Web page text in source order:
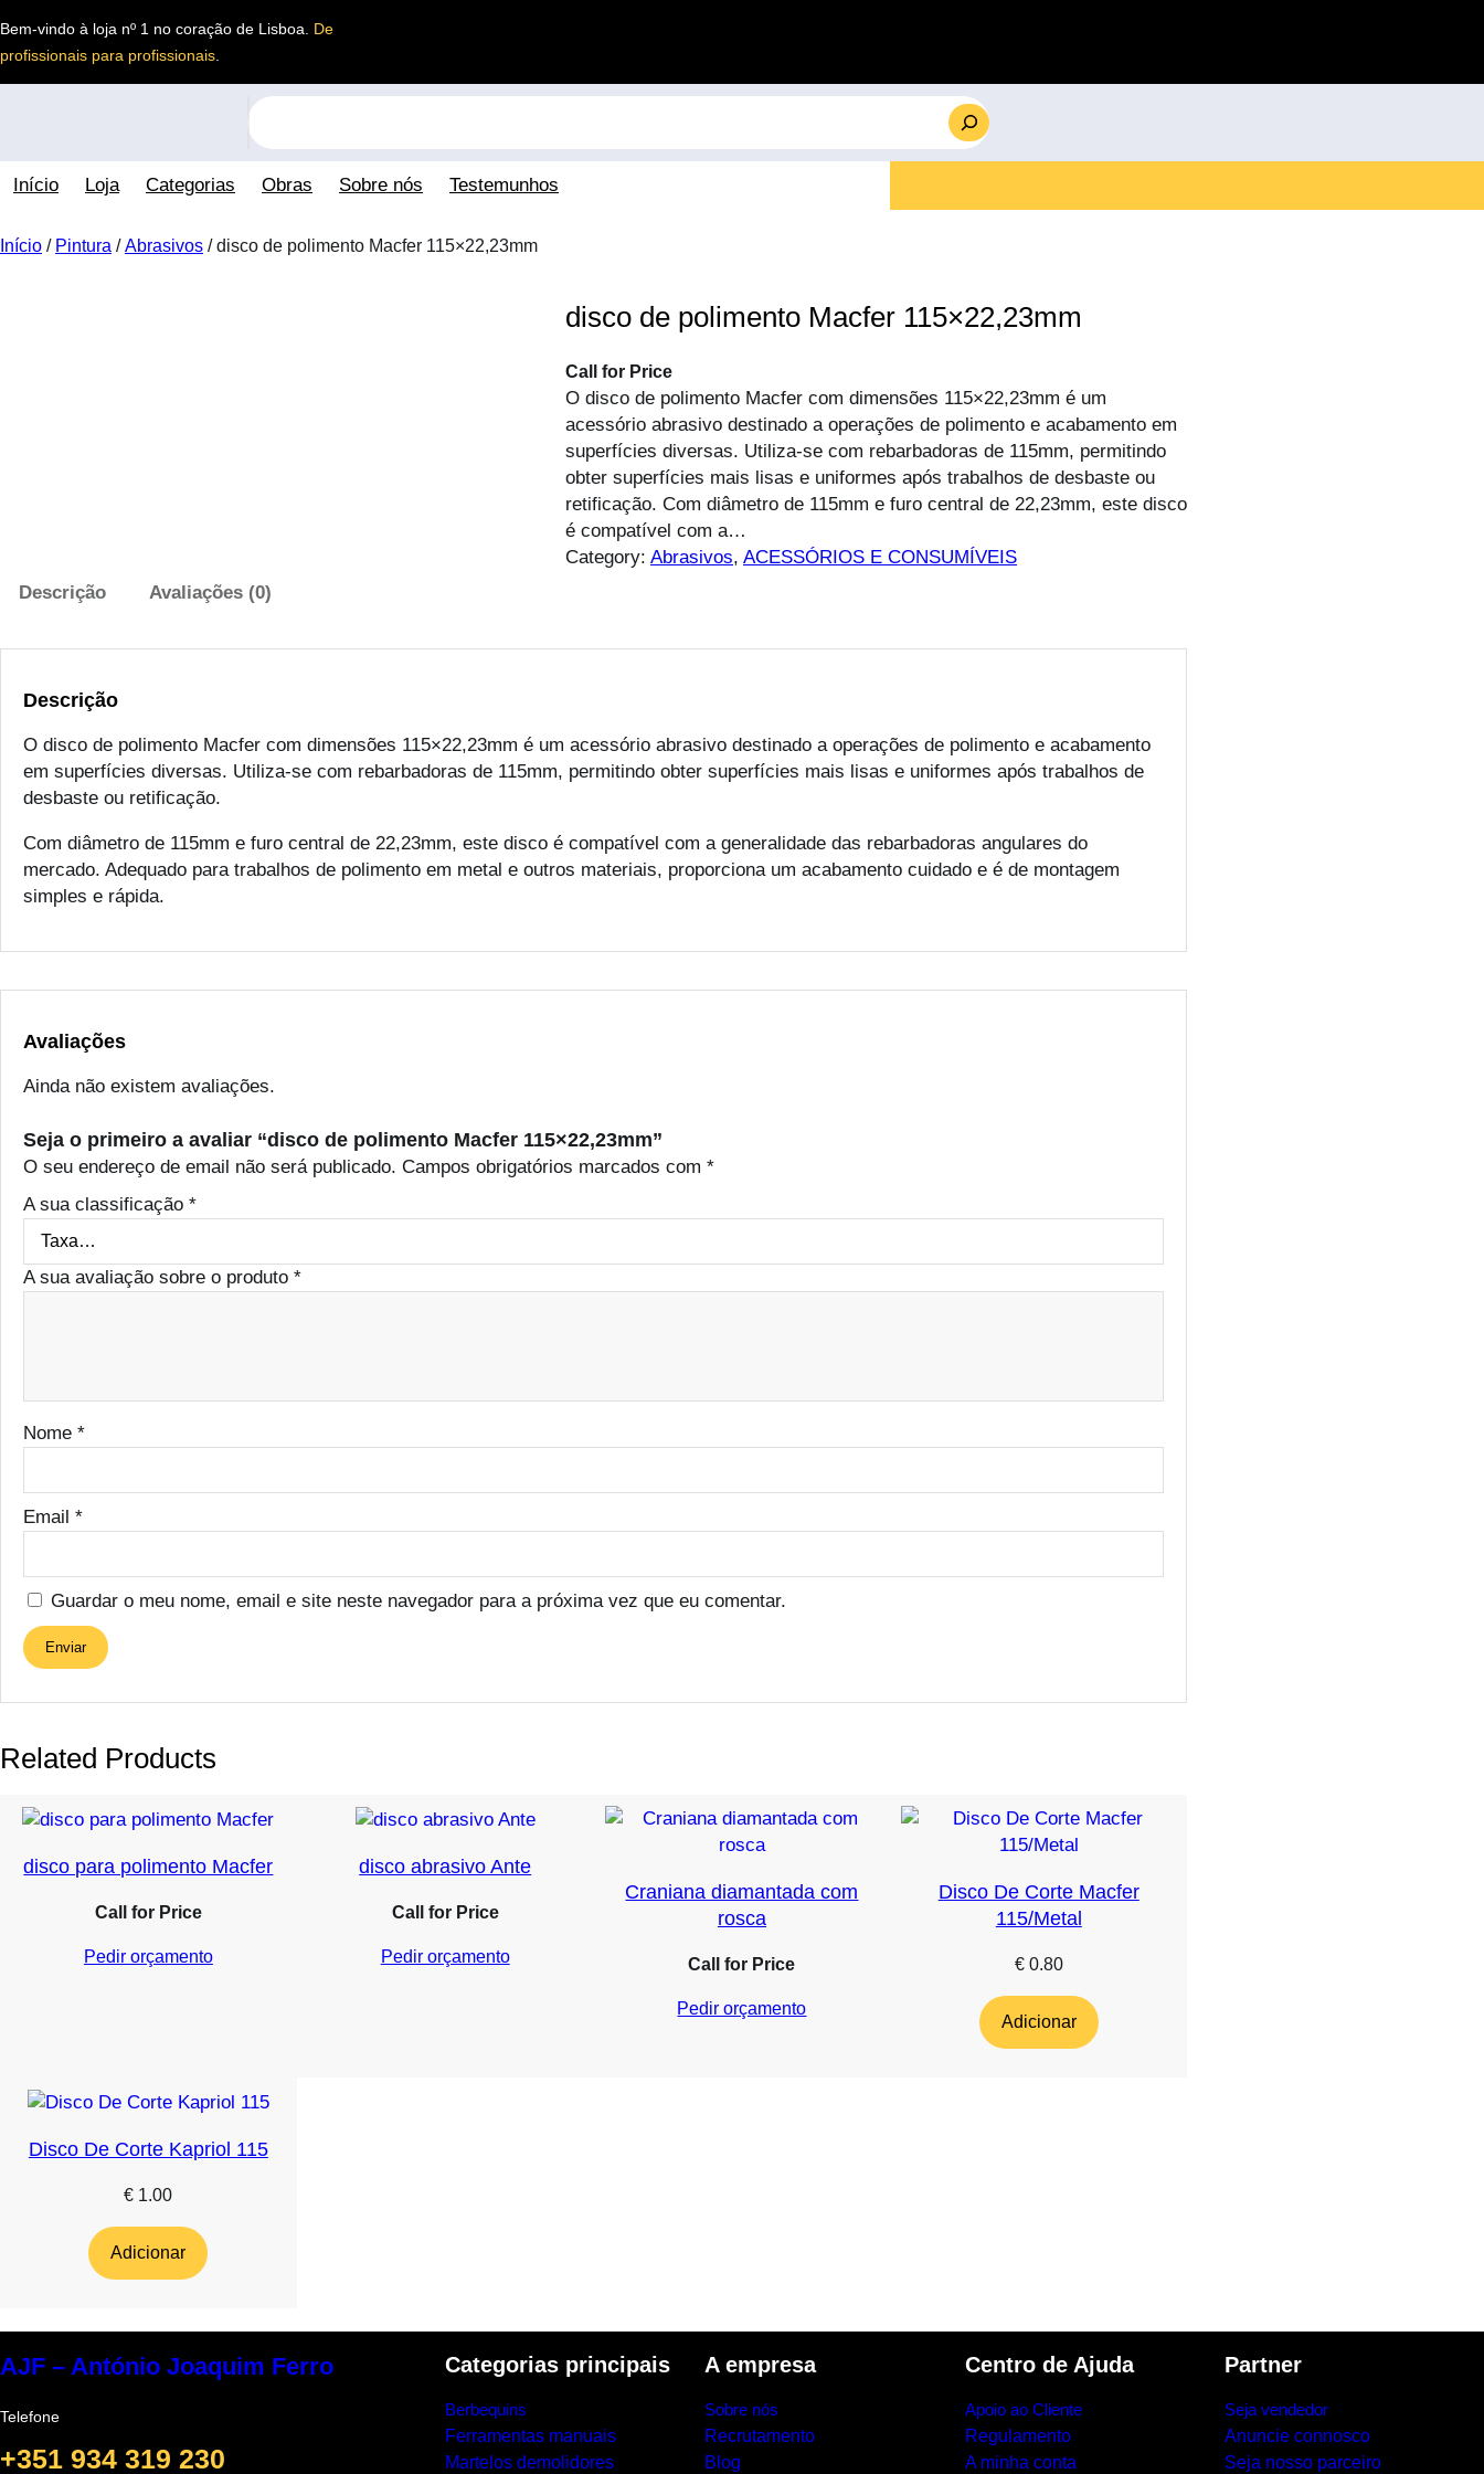
para
o
conteúdo
Bem-vindo à loja nº 1 no coração de Lisboa. De
profissionais para profissionais
S
e
a
h
Início Loja Categorias Obras Sobre nós Testemunhos
Início / Pintura /Abrasivos / disco de polimento Macfer 115×22,23mm
disco de polimento Macfer 115×22,23mm
Call for Price
O disco de polimento Macfer com dimensões 115×22,23mm é um
acessório abrasivo destinado a operações de polimento e acabamento em
superfícies diversas. Utiliza-se com rebarbadoras de 115mm, permitindo
obter superfícies mais lisas e uniformes após trabalhos de desbaste ou
retificação. Com diâmetro de 115mm e furo central de 22,23mm, este disco
é compatível com a…
Category: Abrasivos, ACESSÓRIOS E CONSUMÍVEIS
Descrição
Avaliações (0)
Descrição
O disco de polimento Macfer com dimensões 115×22,23mm é um acessório abrasivo destinado a operações de polimento e acabamento
em superfícies diversas. Utiliza-se com rebarbadoras de 115mm, permitindo obter superfícies mais lisas e uniformes após trabalhos de
desbaste ou retificação.
Com diâmetro de 115mm e furo central de 22,23mm, este disco é compatível com a generalidade das rebarbadoras angulares do
mercado. Adequado para trabalhos de polimento em metal e outros materiais, proporciona um acabamento cuidado e é de montagem
simples e rápida.
Avaliações
Ainda não existem avaliações.
Seja o primeiro a avaliar “disco de polimento Macfer 115×22,23mm”
O seu endereço de email não será publicado. Campos obrigatórios marcados com *
A sua classificação *
A sua avaliação sobre o produto *
Nome *
Email *
Guardar o meu nome, email e site neste navegador para a próxima vez que eu comentar.
Related Products
disco para polimento Macfer
Call for Price
Pedir orçamento
disco abrasivo Ante
Call for Price
Pedir orçamento
Craniana diamantada com
rosca
Call for Price
Pedir orçamento
Disco De Corte Macfer
115/Metal
€0.80
Adicionar
Disco De Corte Kapriol 115
€ 1.00
Adicionar
AJF – António Joaquim Ferro
Telefone
+351 934 319 230
Categorias principais
Berbequins
Ferramentas manuais
Martelos demolidores
A empresa
Sobre nós
Recrutamento
Blog
Centro de Ajuda
Apoio ao Cliente
Regulamento
A minha conta
Partner
Seja vendedor
Anuncie connosco
Seja nosso parceiro